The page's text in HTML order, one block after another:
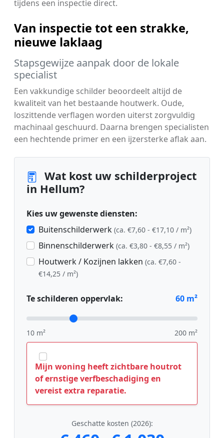
tijdens een inspectie direct.
Van inspectie tot een strakke,
nieuwe laklaag
Stapsgewijze aanpak door de lokale
specialist
Een vakkundige schilder beoordeelt altijd de
kwaliteit van het bestaande houtwerk. Oude,
loszittende verflagen worden uiterst zorgvuldig
machinaal geschuurd. Daarna brengen specialisten
een hechtende primer en een ijzersterke aflak aan.
Wat kost uw schilderproject
in Hellum?
Kies uw gewenste diensten:
Buitenschilderwerk (ca. €7,60 - €17,10 / m²)
Binnenschilderwerk (ca. €3,80 - €8,55 / m²)
Houtwerk / Kozijnen lakken (ca. €7,60 -
€14,25 / m²)
Te schilderen oppervlak: 60 m²
10 m² 200 m²
Mijn woning heeft zichtbare houtrot
of ernstige verfbeschadiging en
vereist extra reparatie.
Geschatte kosten (2026):